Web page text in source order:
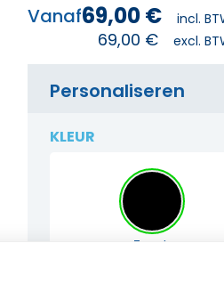
Vanaf69,00€ incl.
69,00 € excl.
Personaliseren
KLEUR
Zwart